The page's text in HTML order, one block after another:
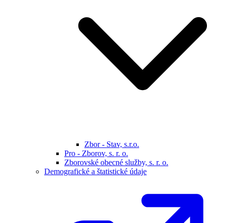
Zbor - Stav, s.r.o.
Pro - Zborov, s. r. o.
Zborovské obecné služby, s. r. o.
Demografické a štatistické údaje